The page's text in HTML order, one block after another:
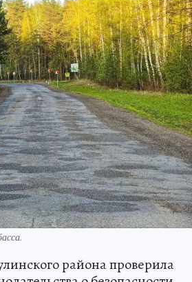
района проверила